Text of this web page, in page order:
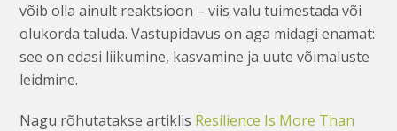
võib olla ainult reaktsioon – viis valu tuimestada või
olukorda taluda. Vastupidavus on aga midagi enamat:
see on edasi liikumine, kasvamine ja uute võimaluste
leidmine.
Nagu rõhutatakse artiklis Resilience Is More Than